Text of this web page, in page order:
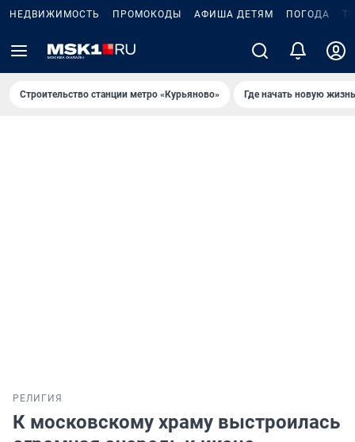
НЕДВИЖИМОСТЬ ПРОМОКОДЫ АФИША ДЕТЯМ ПОГОДА
Строительство станции метро «Курьяново» Где начать новую
РЕЛИГИЯ
К московскому храму выстроилась